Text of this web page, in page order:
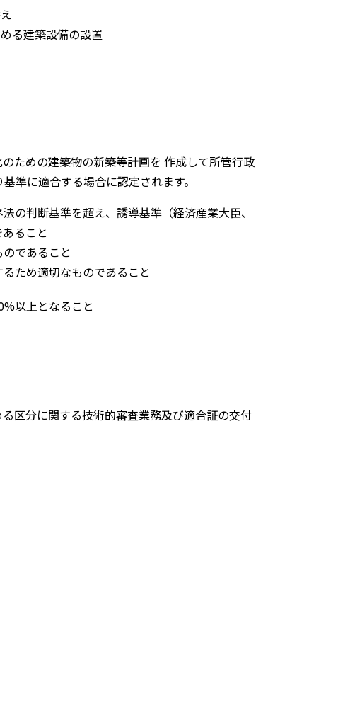
る建築設備の設置
ための建築物の新築等計画を 作成して所管行政
準に適合する場合に認定されます。
の判断基準を超え、誘導基準（経済産業大臣、
ること
であること
ため適切なものであること
以上となること
区分に関する技術的審査業務及び適合証の交付